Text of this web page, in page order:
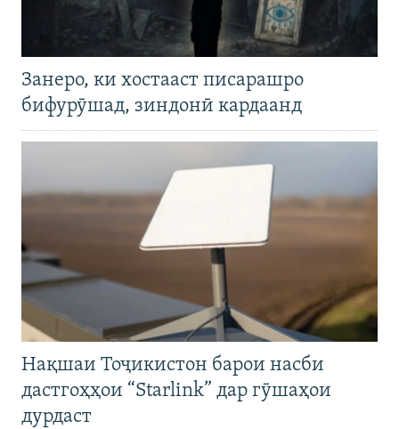
Занеро, ки хостааст писарашро
бифурӯшад, зиндонӣ кардаанд
Нақшаи Тоҷикистон барои насби
дастгоҳҳои “Starlink” дар гӯшаҳои
дурдаст